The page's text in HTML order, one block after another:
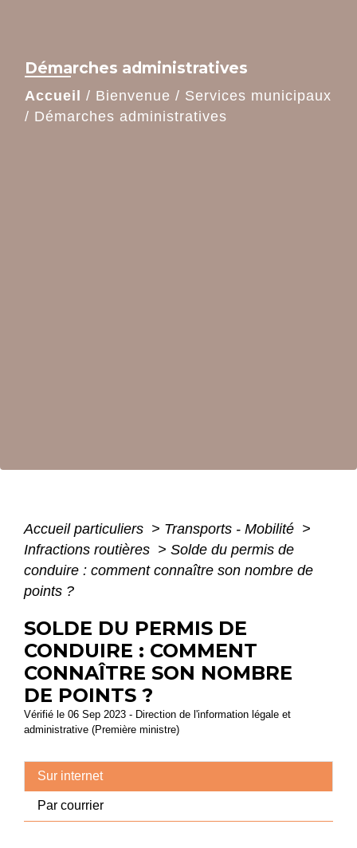
Démarches administratives
Accueil / Bienvenue / Services municipaux
/ Démarches administratives
Accueil particuliers > Transports - Mobilité >
Infractions routières > Solde du permis de
conduire : comment connaître son nombre de
points ?
SOLDE DU PERMIS DE
CONDUIRE : COMMENT
CONNAÎTRE SON NOMBRE
DE POINTS ?
Vérifié le 06 Sep 2023 - Direction de l'information légale et
administrative (Première ministre)
Sur internet
Par courrier